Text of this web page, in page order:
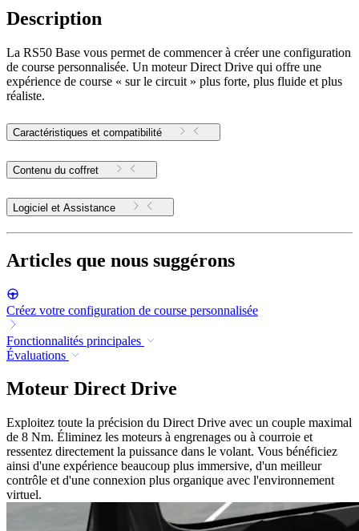
Description
La RS50 Base vous permet de commencer à créer une configuration
de course personnalisée. Un moteur Direct Drive qui offre une
expérience de course « sur le circuit » plus forte, plus fluide et plus
réaliste.
Caractéristiques et compatibilité
Contenu du coffret
Logiciel et Assistance
Articles que nous suggérons
Créez votre configuration de course personnalisée
Fonctionnalités principales
Évaluations
Moteur Direct Drive
Exploitez toute la précision du Direct Drive avec un couple maximal
de 8 Nm. Éliminez les moteurs à engrenages ou à courroie et
ressentez directement la puissance dans le volant. Vous bénéficiez
ainsi d'une expérience beaucoup plus immersive, d'un meilleur
contrôle et d'une connexion plus organique avec l'environnement
virtuel.